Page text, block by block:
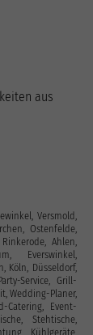
aus
Versmold,
Ostenfelde,
Ahlen,
Everswinkel,
Köln, Düsseldorf,
Service, Grill-
Wedding-Planer,
Catering, Event-
Stehtische,
Kühlgeräte,